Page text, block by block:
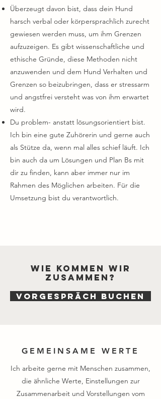
Überzeugt davon bist, dass dein Hund
harsch verbal oder körpersprachlich zurecht
gewiesen werden muss, um ihm Grenzen
aufzuzeigen. Es gibt wissenschaftliche und
ethische Gründe, diese Methoden nicht
anzuwenden und dem Hund Verhalten und
Grenzen so beizubringen, dass er stressarm
und angstfrei versteht was von ihm erwartet
wird.
Du problem- anstatt lösungsorientiert bist.
Ich bin eine gute Zuhörerin und gerne auch
als Stütze da, wenn mal alles schief läuft. Ich
bin auch da um Lösungen und Plan Bs mit
dir zu finden, kann aber immer nur im
Rahmen des Möglichen arbeiten. Für die
Umsetzung bist du verantwortlich.
Wie kommen wir
zusammen?
VORGESPRÄCH BUCHEN
GEMEINSAME WERTE
Ich arbeite gerne mit Menschen zusammen,
die ähnliche Werte, Einstellungen zur
Zusammenarbeit und Vorstellungen vom